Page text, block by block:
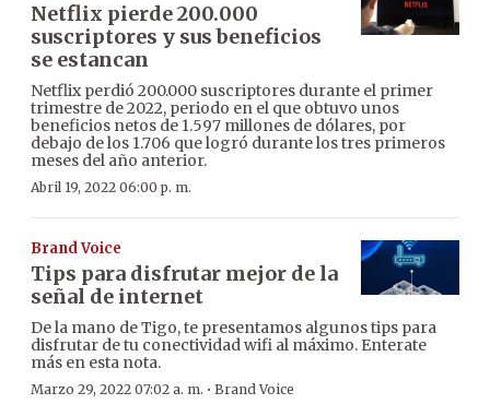
Netflix pierde 200.000
suscriptores y sus beneficios
se estancan
Netflix perdió 200.000 suscriptores durante el primer
trimestre de 2022, periodo en el que obtuvo unos
beneficios netos de 1.597 millones de dólares, por
debajo de los 1.706 que logró durante los tres primeros
meses del año anterior.
Abril 19, 2022 06:00 p. m.
Brand Voice
Tips para disfrutar mejor de la
señal de internet
De la mano de Tigo, te presentamos algunos tips para
disfrutar de tu conectividad wifi al máximo. Enterate
más en esta nota.
Marzo 29, 2022 07:02 a. m. · Brand Voice